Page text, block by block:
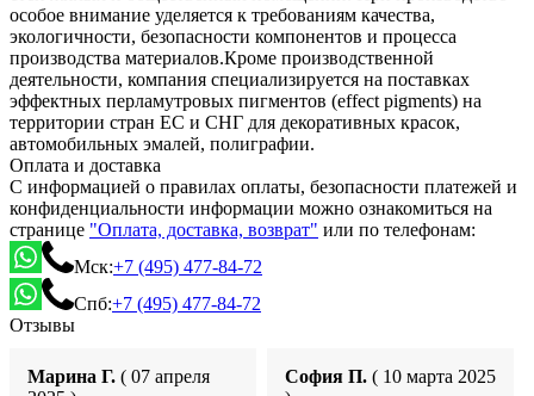
особое внимание уделяется к требованиям качества,
экологичности, безопасности компонентов и процесса
производства материалов.Кроме производственной
деятельности, компания специализируется на поставках
эффектных перламутровых пигментов (effect pigments) на
территории стран ЕС и СНГ для декоративных красок,
автомобильных эмалей, полиграфии.
Оплата и доставка
С информацией о правилах оплаты, безопасности платежей и
конфиденциальности информации можно ознакомиться на
странице "Оплата, доставка, возврат" или по телефонам:
Мск:+7 (495) 477-84-72
Спб:+7 (495) 477-84-72
Отзывы
Марина Г. ( 07 апреля
София П. ( 10 марта 2025